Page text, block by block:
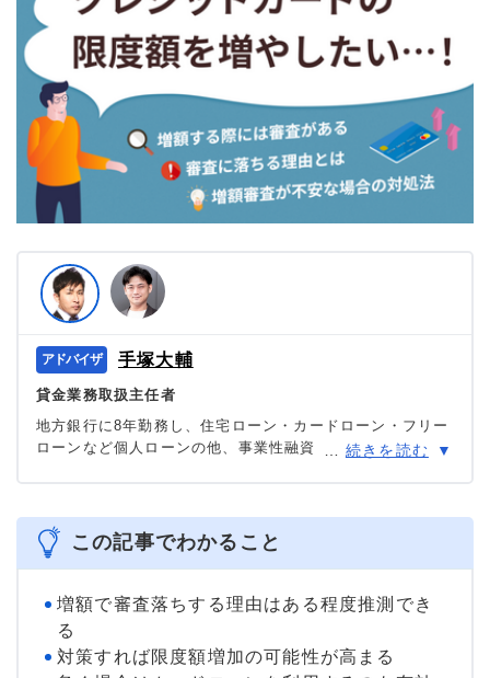
への口コミ収集などに基づき、公平性を担保した情報提供を行っています。
>提携企業一覧
手塚大輔
貸金業務取扱主任者
地方銀行に8年勤務し、住宅ローン・カードローン・フリー
ローンなど個人ローンの他、事業性融資・創業融資など幅
資信託・個人年金・国債販売も取り扱った金融商品のプ
ロ。
＞＞公式ページ
続きを読む
この記事でわかること
増額で審査落ちする理由はある程度推測でき
る
対策すれば限度額増加の可能性が高まる